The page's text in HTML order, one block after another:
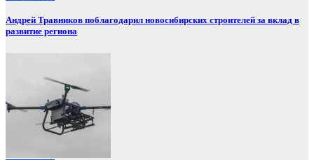
Андрей Травников поблагодарил новосибирских строителей за вклад в
развитие региона